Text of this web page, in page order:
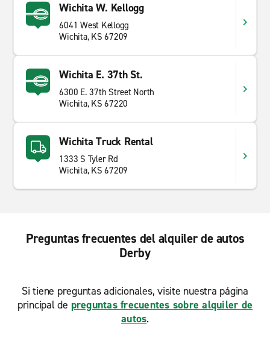
Wichita W. Kellogg
6041 West Kellogg
Wichita, KS 67209
Wichita E. 37th St.
6300 E. 37th Street North
Wichita, KS 67220
Wichita Truck Rental
1333 S Tyler Rd
Wichita, KS 67209
Preguntas frecuentes del alquiler de autos
Derby
Si tiene preguntas adicionales, visite nuestra página
principal de preguntas frecuentes sobre alquiler de
autos.